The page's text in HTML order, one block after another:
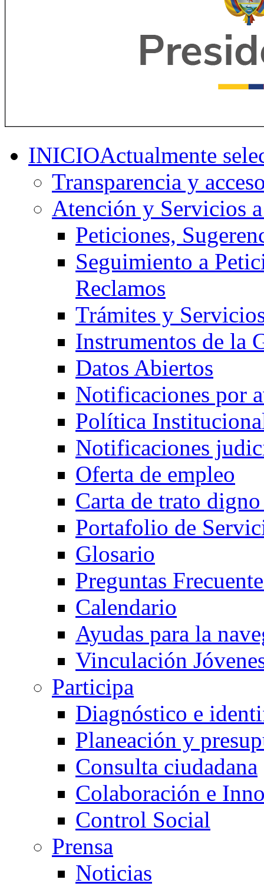
INICIOActualmente
Transparencia y
Atención y Servicios
Peticiones,
Seguimiento a
Reclamos
Trámites y
Instrumentos de la
Datos Abiertos
Notificaciones por
Política
Notificaciones
Oferta de empleo
Carta de trato
Portafolio de
Glosario
Preguntas
Calendario
Ayudas para la
Vinculación
Participa
Diagnóstico e
Planeación y
Consulta ciudadana
Colaboración e
Control Social
Prensa
Noticias